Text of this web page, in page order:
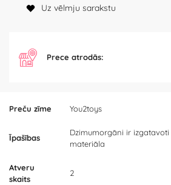
Preču zīme You2toys
Īpašības
Dzimumorgāni ir izgatavoti
materiāla
Atveru
skaits
2
Uz vēlmju sarakstu
Prece atrodās: